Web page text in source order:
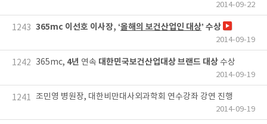
2014-09-22
1243 365mc 이선호 이사장, ‘올해의 보건산업인 대상’ 수상
2014-09-19
1242 365mc, 4년 연속 대한민국보건산업대상 브랜드 대상수상
2014-09-19
1241 조민영 병원장, 대한비만대사외과학회 연수강좌 강연 진행
2014-09-19